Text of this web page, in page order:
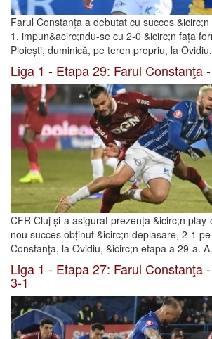
Farul Constanța a debutat cu succes
1, impun&acirc;ndu-se cu 2-0 &icirc;n fața
Ploiești, duminică, pe teren propriu, la
Liga 1 - Etapa 29: Farul Constanţa
CFR Cluj și-a asigurat prezența &icirc;n
nou succes obținut &icirc;n deplasare, 2-1
Constanţa, la Ovidiu, &icirc;n etapa a 29-a.
Liga 1 - Etapa 27: Farul Constanţa
3-1